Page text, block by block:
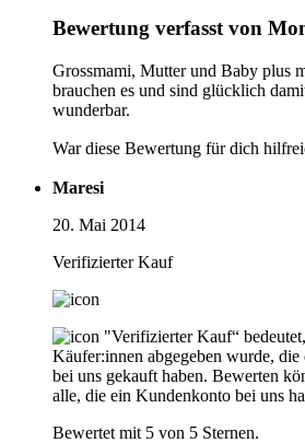
Bewertung verfasst von
Grossmami, Mutter und Baby plus
brauchen es und sind glücklich
wunderbar.
War diese Bewertung für dich
Maresi
20. Mai 2014
Verifizierter Kauf
"Verifizierter Kauf“
Käufer:innen abgegeben wurde, die
bei uns gekauft haben. Bewerten
alle, die ein Kundenkonto bei uns
Bewertet mit 5 von 5 Sternen.